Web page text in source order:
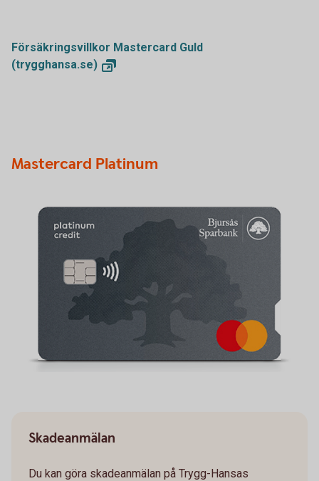
Försäkringsvillkor Mastercard Guld
(trygghansa.se)
Mastercard Platinum
Skadeanmälan
Du kan göra skadeanmälan på Trygg-Hansas